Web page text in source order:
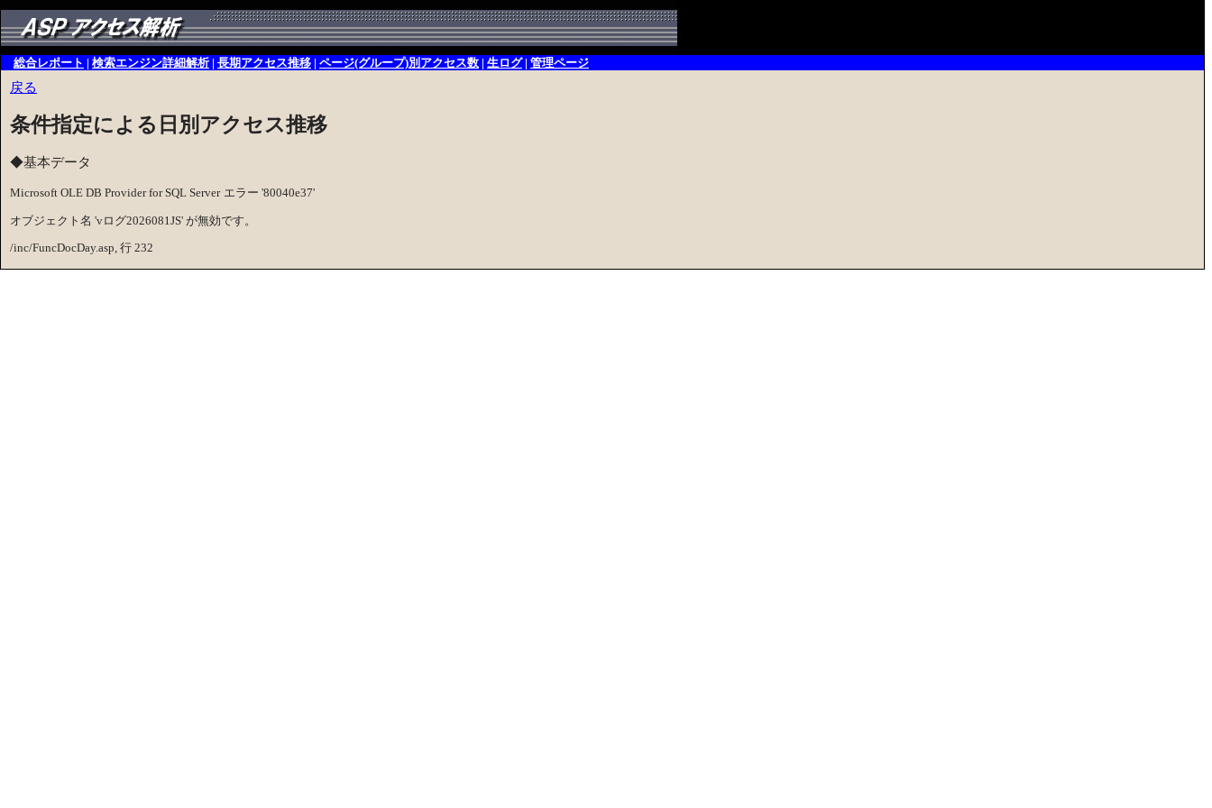
総合レポート | 検索エンジン詳細解析 | 長期アクセス推移 | ページ(グループ)別アクセス数 | 生ログ| 管理ページ
戻る
条件指定による日別アクセス推移
◆基本データ
Microsoft OLE DB Provider for SQL Server エラー '80040e37'
オブジェクト名 'vログ2026081JS' が無効です。
/inc/FuncDocDay.asp, 行 232